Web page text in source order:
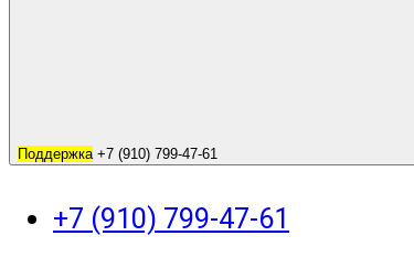
Поддержка +7 (910) 799-47-61
+7 (910) 799-47-61